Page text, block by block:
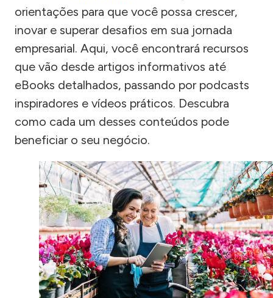
orientações para que você possa crescer,
inovar e superar desafios em sua jornada
empresarial. Aqui, você encontrará recursos
que vão desde artigos informativos até
eBooks detalhados, passando por podcasts
inspiradores e vídeos práticos. Descubra
como cada um desses conteúdos pode
beneficiar o seu negócio.